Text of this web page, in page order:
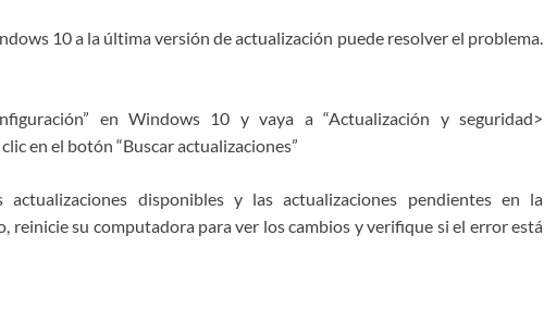
10 a la última versión de actualización puede resolver el problema.
en Windows 10 y vaya a “Actualización y seguridad>
en el botón “Buscar actualizaciones”
disponibles y las actualizaciones pendientes en la
reinicie su computadora para ver los cambios y verifique si el error está